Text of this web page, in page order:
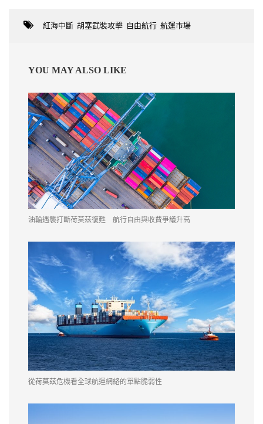
紅海中斷 胡塞武裝攻擊 自由航行 航運市場
YOU MAY ALSO LIKE
油輪遇襲打斷荷莫茲復甦 航行自由與收費爭議升高
從荷莫茲危機看全球航運網絡的單點脆弱性